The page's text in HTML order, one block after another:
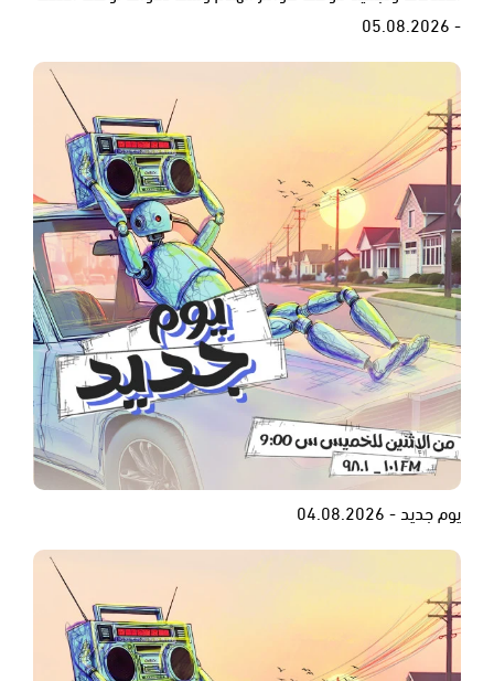
- 05.08.2026
يوم جديد - 04.08.2026